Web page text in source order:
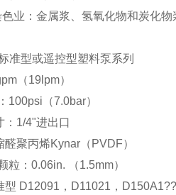
业：金属浆、氢氧化物和炭化物
准型或遥控型塑料泵系列
（19lpm）
100psi（7.0bar）
：1/4"进出口
聚丙烯Kynar（PVDF）
粒：0.06in. （1.5mm）
型 D12091，D11021，